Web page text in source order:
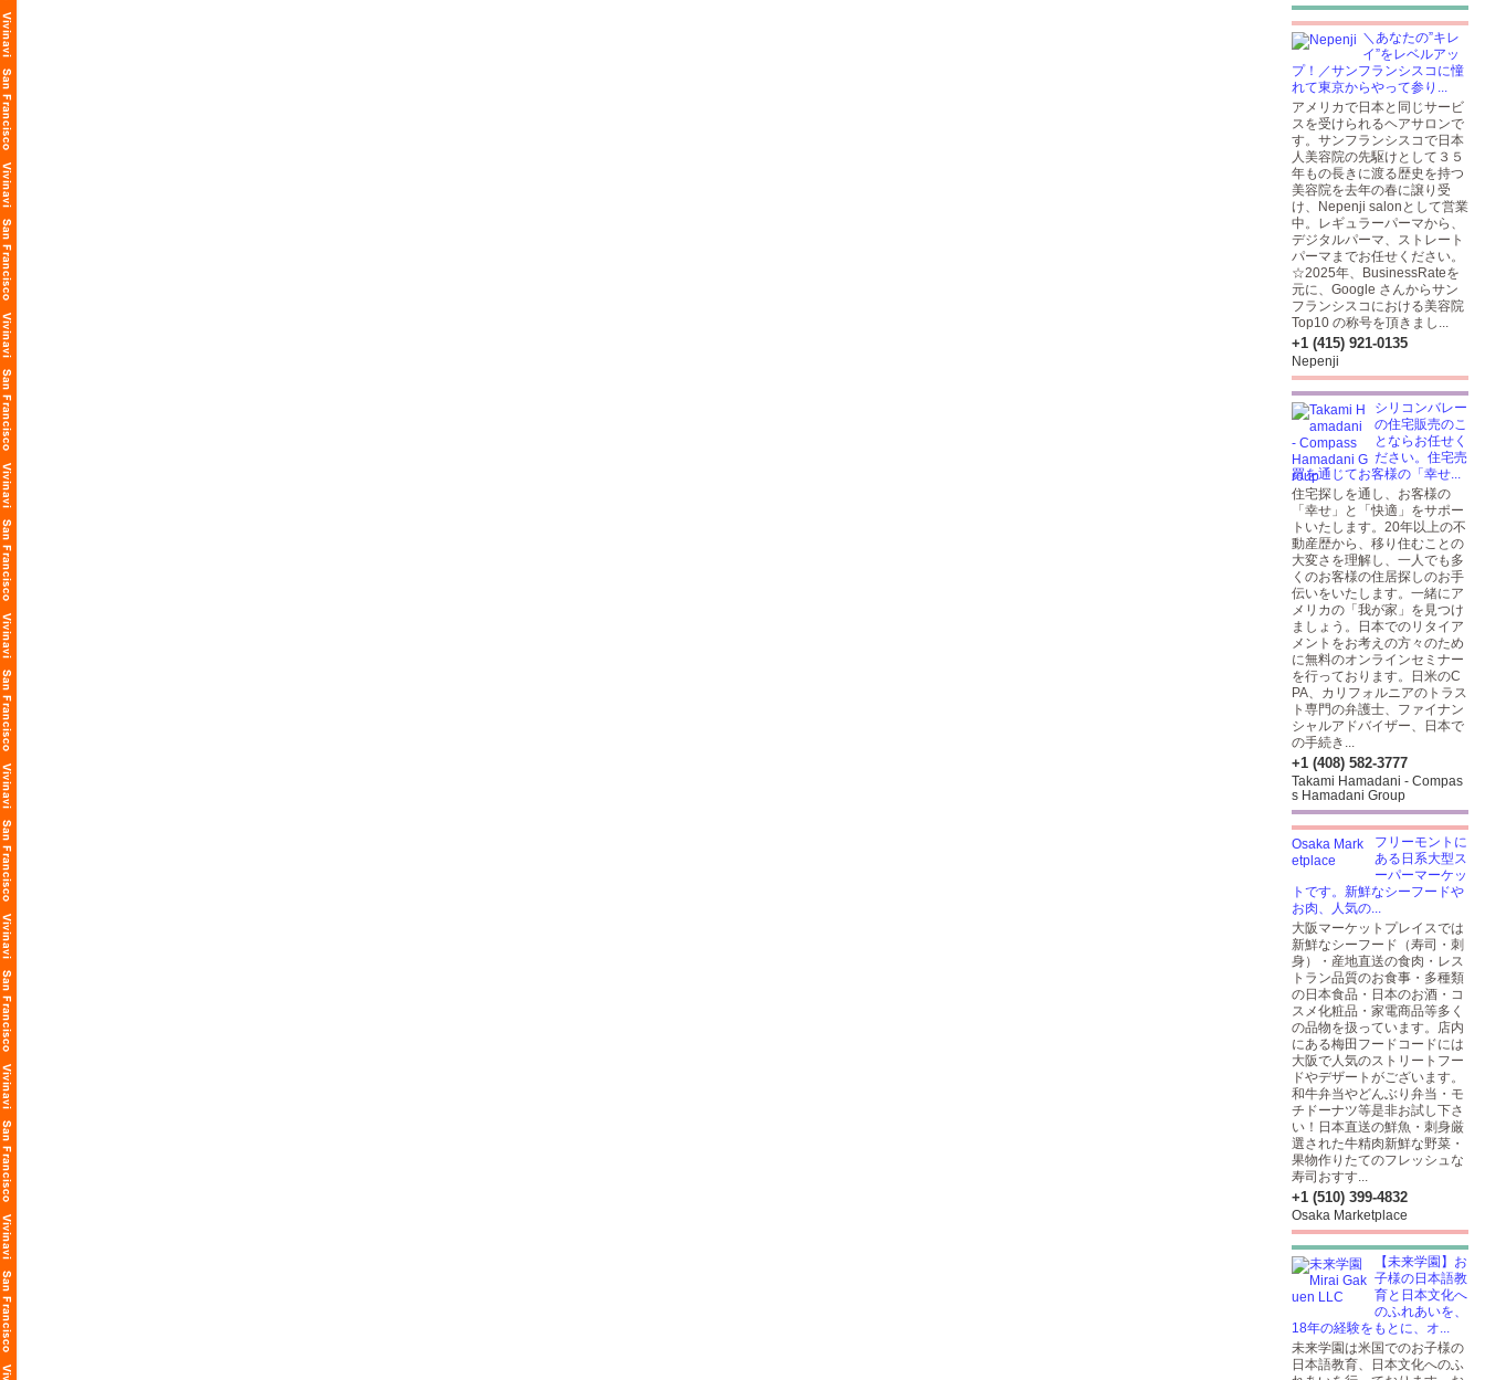
＼あなたの”キレ
イ”をレベルアッ
プ！／サンフランシスコに憧
れて東京からやって参り...
アメリカで日本と同じサービ
スを受けられるヘアサロンで
す。サンフランシスコで日本
人美容院の先駆けとして３５
年もの長きに渡る歴史を持つ
美容院を去年の春に譲り受
け、Nepenji salonとして営業
中。レギュラーパーマから、
デジタルパーマ、ストレート
パーマまでお任せください。
☆2025年、BusinessRateを
元に、Google さんからサン
フランシスコにおける美容院
Top10 の称号を頂きまし...
+1 (415) 921-0135
Nepenji
シリコンバレー
の住宅販売のこ
とならお任せく
ださい。住宅売
買を通じてお客様の「幸せ...
住宅探しを通し、お客様の
「幸せ」と「快適」をサポー
トいたします。20年以上の不
動産歴から、移り住むことの
大変さを理解し、一人でも多
くのお客様の住居探しのお手
伝いをいたします。一緒にア
メリカの「我が家」を見つけ
ましょう。日本でのリタイア
メントをお考えの方々のため
に無料のオンラインセミナー
を行っております。日米のC
PA、カリフォルニアのトラス
ト専門の弁護士、ファイナン
シャルアドバイザー、日本で
の手続き...
+1 (408) 582-3777
Takami Hamadani - Compas
s Hamadani Group
フリーモントに
ある日系大型ス
ーパーマーケッ
トです。新鮮なシーフードや
お肉、人気の...
大阪マーケットプレイスでは
新鮮なシーフード（寿司・刺
身）・産地直送の食肉・レス
トラン品質のお食事・多種類
の日本食品・日本のお酒・コ
スメ化粧品・家電商品等多く
の品物を扱っています。店内
にある梅田フードコードには
大阪で人気のストリートフー
ドやデザートがございます。
和牛弁当やどんぶり弁当・モ
チドーナツ等是非お試し下さ
い！日本直送の鮮魚・刺身厳
選された牛精肉新鮮な野菜・
果物作りたてのフレッシュな
寿司おすす...
+1 (510) 399-4832
Osaka Marketplace
【未来学園】お
子様の日本語教
育と日本文化へ
のふれあいを、
18年の経験をもとに、オ...
未来学園は米国でのお子様の
日本語教育、日本文化へのふ